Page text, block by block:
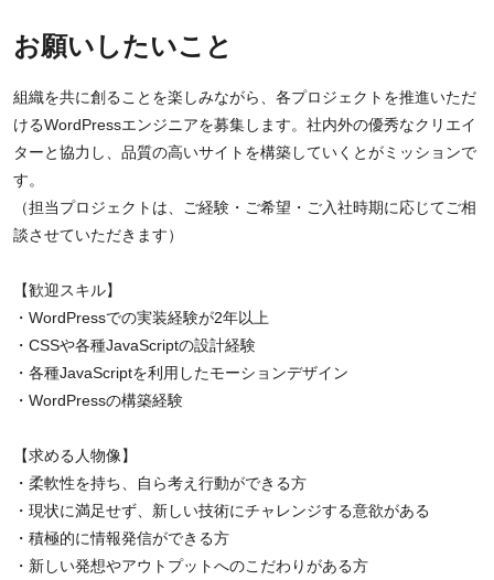
お願いしたいこと
組織を共に創ることを楽しみながら、各プロジェクトを推進いただ
けるWordPressエンジニアを募集します。社内外の優秀なクリエイ
ターと協力し、品質の高いサイトを構築していくとがミッションで
す。
（担当プロジェクトは、ご経験・ご希望・ご入社時期に応じてご相
談させていただきます）
【歓迎スキル】
・WordPressでの実装経験が2年以上
・CSSや各種JavaScriptの設計経験
・各種JavaScriptを利用したモーションデザイン
・WordPressの構築経験
【求める人物像】
・柔軟性を持ち、自ら考え行動ができる方
・現状に満足せず、新しい技術にチャレンジする意欲がある
・積極的に情報発信ができる方
・新しい発想やアウトプットへのこだわりがある方